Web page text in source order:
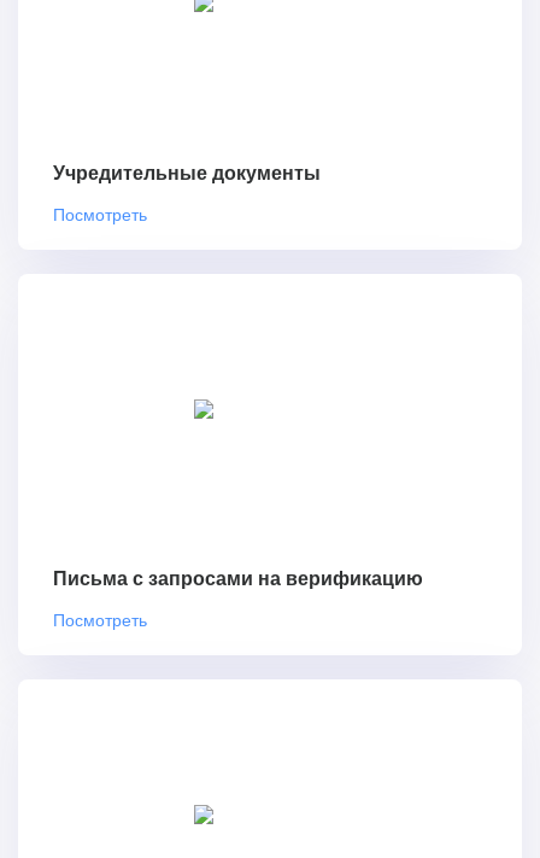
Учредительные документы
Посмотреть
Письма с запросами на верификацию
Посмотреть